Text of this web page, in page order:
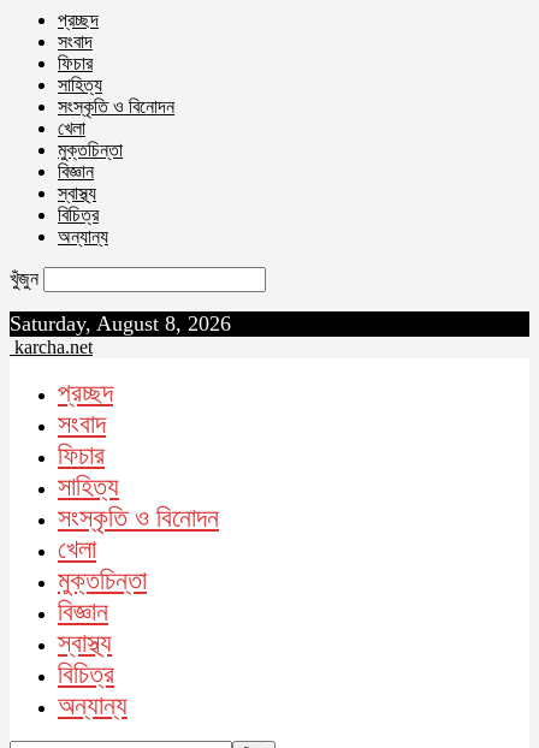
প্রচ্ছদ
সংবাদ
ফিচার
সাহিত্য
সংস্কৃতি ও বিনোদন
খেলা
মুক্তচিন্তা
বিজ্ঞান
স্বাস্থ্য
বিচিত্র
অন্যান্য
খুঁজুন
Saturday, August 8, 2026
karcha.net
প্রচ্ছদ
সংবাদ
ফিচার
সাহিত্য
সংস্কৃতি ও বিনোদন
খেলা
মুক্তচিন্তা
বিজ্ঞান
স্বাস্থ্য
বিচিত্র
অন্যান্য